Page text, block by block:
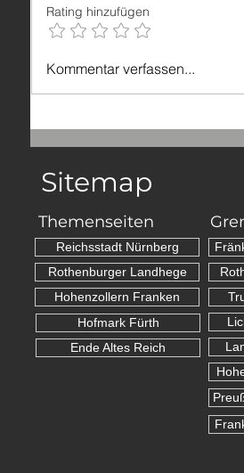
Mehrere Grenzsteine
Rating hinzufügen
Kommentar verfassen...
Sitemap
Themenseiten
Reichsstadt Nürnberg
Rothenburger Landhege
Hohenzollern Franken
Hofmark Fürth
Ende Altes Reich